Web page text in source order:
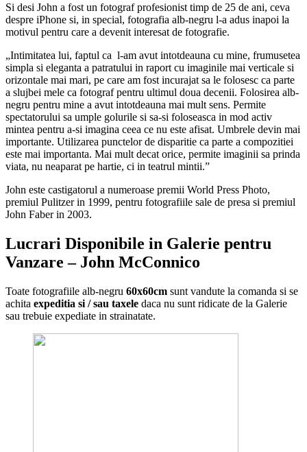
Si desi John a fost un fotograf profesionist timp de 25 de ani, ceva
despre iPhone si, in special, fotografia alb-negru l-a adus inapoi la
motivul pentru care a devenit interesat de fotografie.
„Intimitatea lui, faptul ca l-am avut intotdeauna cu mine, frumusetea
simpla si eleganta a patratului in raport cu imaginile mai verticale si
orizontale mai mari, pe care am fost incurajat sa le folosesc ca parte
a slujbei mele ca fotograf pentru ultimul doua decenii. Folosirea alb-
negru pentru mine a avut intotdeauna mai mult sens. Permite
spectatorului sa umple golurile si sa-si foloseasca in mod activ
mintea pentru a-si imagina ceea ce nu este afisat. Umbrele devin mai
importante. Utilizarea punctelor de disparitie ca parte a compozitiei
este mai importanta. Mai mult decat orice, permite imaginii sa prinda
viata, nu neaparat pe hartie, ci in teatrul mintii.”
John este castigatorul a numeroase premii World Press Photo,
premiul Pulitzer in 1999, pentru fotografiile sale de presa si premiul
John Faber in 2003.
Lucrari Disponibile in Galerie pentru
Vanzare – John McConnico
Toate fotografiile alb-negru 60x60cm sunt vandute la comanda si se
achita expeditia si / sau taxele daca nu sunt ridicate de la Galerie
sau trebuie expediate in strainatate.